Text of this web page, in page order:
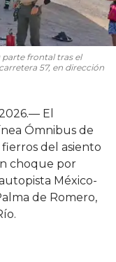
frontal tras el
57, en dirección
El
Ómnibus de
del asiento
choque por
México-
de Romero,